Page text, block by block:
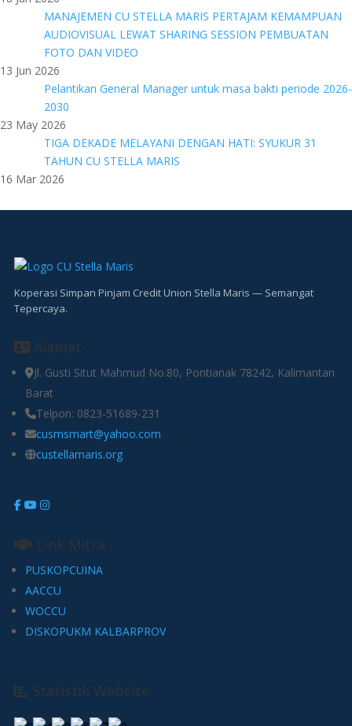
MANAJEMEN CU STELLA MARIS PERTAJAM KEMAMPUAN
AUDIOVISUAL LEWAT SHARING SESSION PEMBUATAN
FOTO DAN VIDEO
13 Jun 2026
Pelantikan General Manager untuk masa bakti periode 2026-
2030
23 May 2026
TIGA DEKADE MELAYANI DENGAN HATI: SYUKUR 31
TAHUN CU STELLA MARIS
16 Mar 2026
Koperasi Simpan Pinjam Credit Union Stella Maris — Semangat
Tepercaya.
Alamat
Jl. Gusti Situt Mahmud No.80, Pontianak 78242, Kalimantan
Barat
Telpon: 0823-51689-231
cusmsmart@yahoo.com
custellamaris.org
Link Mitra
PUSKOPCUINA
AACCU
WOCCU
DISKOPUKM KALBARPROV
Statistik Website